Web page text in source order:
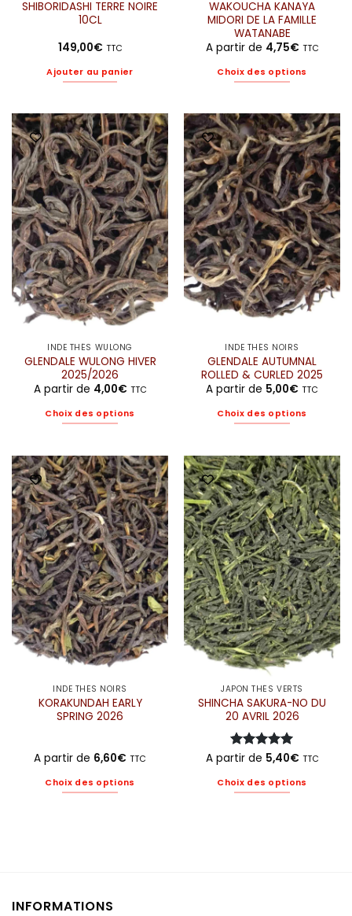
SHIBORIDASHI TERRE NOIRE
10CL
149,00€ TTC
Ajouter au panier
WAKOUCHA KANAYA
MIDORI DE LA FAMILLE
WATANABE
A partir de 4,75€ TTC
Choix des options
a
plusieurs
variations.
Les
options
peuvent
être
choisies
sur
la
page
du
produit
INDE THÉS WULONG
GLENDALE WULONG HIVER
2025/2026
A partir de 4,00€ TTC
Choix des options
a
plusieurs
variations.
Les
options
peuvent
être
choisies
sur
la
page
du
produit
INDE THÉS NOIRS
GLENDALE AUTUMNAL
ROLLED & CURLED 2025
A partir de 5,00€ TTC
Choix des options
a
plusieurs
variations.
Les
options
peuvent
être
choisies
sur
la
page
du
produit
INDE THÉS NOIRS
KORAKUNDAH EARLY
SPRING 2026
A partir de 6,60€ TTC
Choix des options
options
JAPON THÉS VERTS
SHINCHA SAKURA-NO DU
20 AVRIL 2026
Note5sur
A partir de 5,40€ TTC
Choix des options
INFORMATIONS